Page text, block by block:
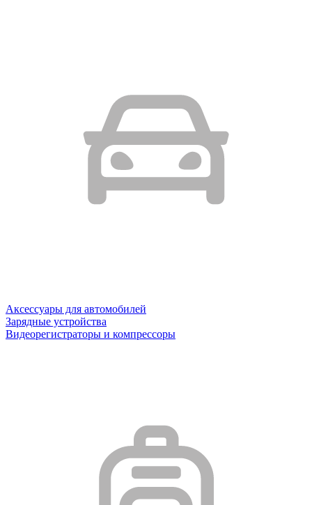
Аксессуары для автомобилей
Зарядные устройства
Видеорегистраторы и компрессоры